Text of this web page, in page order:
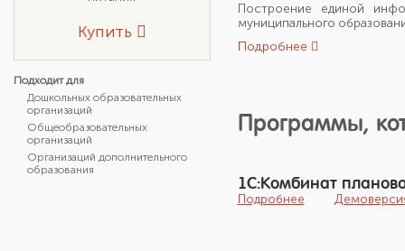
Купить
Подходит для
Дошкольных образовательных
организаций
Общеобразовательных
организаций
Организаций дополнительного
образования
Построение единой
муниципального
Подробнее
Программы,
1С:Комбинат
Подробнее